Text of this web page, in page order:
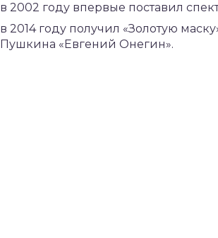
в 2002 году впервые поставил
в 2014 году получил «Золотую
Пушкина «Евгений Онегин».